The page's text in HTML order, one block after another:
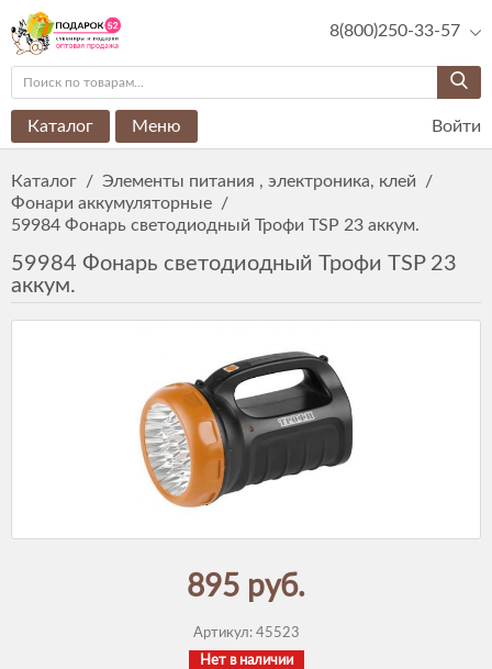
8(800)250-33-57
Каталог Меню Войти
Каталог / Элементы питания , электроника, клей
/
Фонари аккумуляторные /
59984 Фонарь светодиодный Трофи TSP 23 аккум.
59984 Фонарь светодиодный Трофи TSP 23
аккум.
895 руб.
Артикул: 45523
Нет в наличии